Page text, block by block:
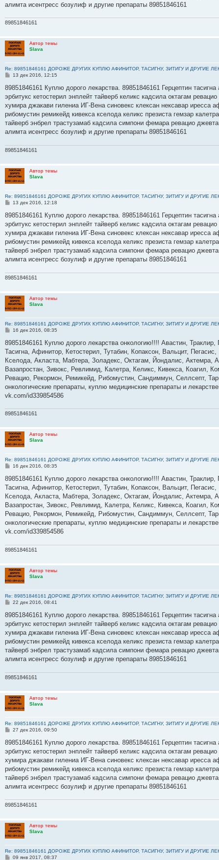
алимта исентресс бозулиф и другие препараты 89851846161
89851846161
Автор темы
Slava
Re: 89851846161 ДОРОЖЕ ДРУГИХ КУПЛЮ АФИНИТОР, ТАСИГНУ, ЗИТИГУ И ДРУГИЕ
С
о
щ
е
и
е
13 дек 2016, 12:15
89851846161 Куплю дорого лекарства. 89851846161 Герцептин
эрбитукс кетостерил энплейт тайверб келикс кадсила октагам
хумира джакави гилениа ИГ-Вена синовекс клексан нексавар иресса
рибомустин ремикейд кивекса кселода келикс презиста гемзар
тайверб энбрел трастузамаб кадсила симпони фемара ревацио
алимта исентресс бозулиф и другие препараты 89851846161
89851846161
Автор темы
Slava
Re: 89851846161 ДОРОЖЕ ДРУГИХ КУПЛЮ АФИНИТОР, ТАСИГНУ, ЗИТИГУ И ДРУГИЕ
С
о
щ
е
и
е
13 дек 2016, 12:18
89851846161 Куплю дорого лекарства. 89851846161 Герцептин
эрбитукс кетостерил энплейт тайверб келикс кадсила октагам
хумира джакави гилениа ИГ-Вена синовекс клексан нексавар иресса
рибомустин ремикейд кивекса кселода келикс презиста гемзар
тайверб энбрел трастузамаб кадсила симпони фемара ревацио
алимта исентресс бозулиф и другие препараты 89851846161
89851846161
Автор темы
Slava
Re: 89851846161 ДОРОЖЕ ДРУГИХ КУПЛЮ АФИНИТОР, ТАСИГНУ, ЗИТИГУ И ДРУГИЕ
С
о
щ
е
и
е
16 дек 2016, 08:35
89851846161 Куплю дорого лекарства онкологию!!!! Авастин,
Тасигна, Афинитор, Кетостерил, Тутабин, Копаксон, Вальцит,
Кселода, Акласта, Мабтера, Золадекс, Октагам, Йондалис, Актемра,
Вазапростан, Зивокс, Ревлимид, Калетра, Келикс, Кивекса, Коагил,
Ревацио, Рекормон, Ремикейд, Рибомустин, Сандиммун, Селлсепт,
онкологические препараты, куплю медицинские препараты и
vk.com/id339854586
89851846161
Автор темы
Slava
Re: 89851846161 ДОРОЖЕ ДРУГИХ КУПЛЮ АФИНИТОР, ТАСИГНУ, ЗИТИГУ И ДРУГИЕ
С
о
щ
е
и
е
16 дек 2016, 08:35
89851846161 Куплю дорого лекарства онкологию!!!! Авастин,
Тасигна, Афинитор, Кетостерил, Тутабин, Копаксон, Вальцит,
Кселода, Акласта, Мабтера, Золадекс, Октагам, Йондалис, Актемра,
Вазапростан, Зивокс, Ревлимид, Калетра, Келикс, Кивекса, Коагил,
Ревацио, Рекормон, Ремикейд, Рибомустин, Сандиммун, Селлсепт,
онкологические препараты, куплю медицинские препараты и
vk.com/id339854586
89851846161
Автор темы
Slava
Re: 89851846161 ДОРОЖЕ ДРУГИХ КУПЛЮ АФИНИТОР, ТАСИГНУ, ЗИТИГУ И ДРУГИЕ
С
о
щ
е
и
е
22 дек 2016, 08:41
89851846161 Куплю дорого лекарства. 89851846161 Герцептин
эрбитукс кетостерил энплейт тайверб келикс кадсила октагам
хумира джакави гилениа ИГ-Вена синовекс клексан нексавар иресса
рибомустин ремикейд кивекса кселода келикс презиста гемзар
тайверб энбрел трастузамаб кадсила симпони фемара ревацио
алимта исентресс бозулиф и другие препараты 89851846161
89851846161
Автор темы
Slava
Re: 89851846161 ДОРОЖЕ ДРУГИХ КУПЛЮ АФИНИТОР, ТАСИГНУ, ЗИТИГУ И ДРУГИЕ
С
о
щ
е
и
е
27 дек 2016, 09:50
89851846161 Куплю дорого лекарства. 89851846161 Герцептин
эрбитукс кетостерил энплейт тайверб келикс кадсила октагам
хумира джакави гилениа ИГ-Вена синовекс клексан нексавар иресса
рибомустин ремикейд кивекса кселода келикс презиста гемзар
тайверб энбрел трастузамаб кадсила симпони фемара ревацио
алимта исентресс бозулиф и другие препараты 89851846161
89851846161
Автор темы
Slava
Re: 89851846161 ДОРОЖЕ ДРУГИХ КУПЛЮ АФИНИТОР, ТАСИГНУ, ЗИТИГУ И ДРУГИЕ
С09 янв 2017, 08:37